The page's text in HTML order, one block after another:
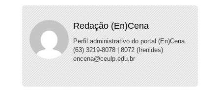
Redação (En)Cena
Perfil administrativo do portal (En)Cena.
(63) 3219-8078 | 8072 (Irenides)
encena@ceulp.edu.br